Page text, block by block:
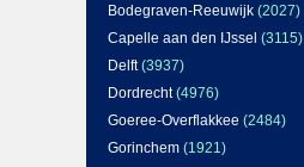
Bodegraven-Reeuwijk (2027)
Capelle aan den IJssel (3115)
Delft(3937)
Dordrecht(4976)
Goeree-Overflakkee (2484)
Gorinchem (1921)